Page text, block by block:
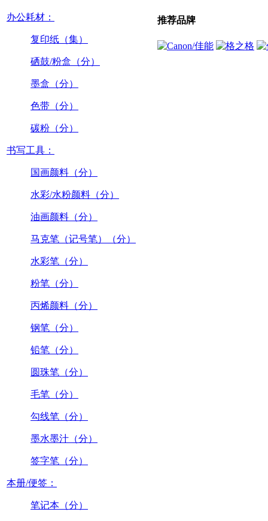
办公耗材：
复印纸（集）
硒鼓/粉盒（分）
墨盒（分）
色带（分）
碳粉（分）
书写工具：
国画颜料（分）
水彩/水粉颜料（分）
油画颜料（分）
马克笔（记号笔）（分）
水彩笔（分）
粉笔（分）
丙烯颜料（分）
钢笔（分）
铅笔（分）
圆珠笔（分）
毛笔（分）
勾线笔（分）
墨水墨汁（分）
签字笔（分）
本册/便签：
笔记本（分）
推荐品牌